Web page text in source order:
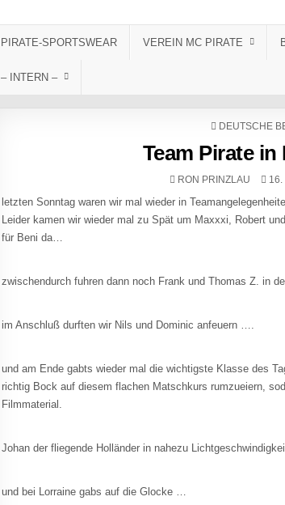
PIRATE-SPORTSWEAR VEREIN MC PIRATE
– INTERN –
POSTED IN
DEUTSCHE
Team Pirate
AUTHOR:
RON PRINZLAU 16.
letzten Sonntag waren wir mal wieder in
Leider kamen wir wieder mal zu Spät um Maxxxi, Robert
für Beni da…
zwischendurch fuhren dann noch Frank und Thomas Z. in
im Anschluß durften wir Nils und Dominic anfeuern ….
und am Ende gabts wieder mal die wichtigste Klasse des
richtig Bock auf diesem flachen Matschkurs rumzueiern,
Filmmaterial.
Johan der fliegende Holländer in nahezu
und bei Lorraine gabs auf die Glocke …